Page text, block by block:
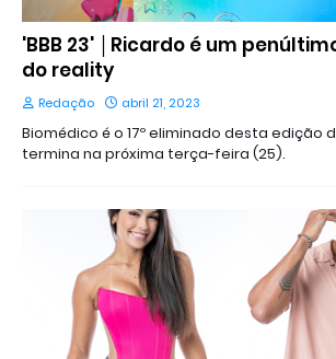
'BBB 23' │Ricardo é um
do reality
Redação abril 21, 2023
Biomédico é o 17º eliminado desta edição
termina na próxima terça-feira (25).